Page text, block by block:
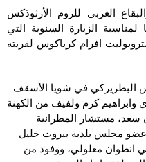
الغربي للروم الأرثوذكس
الزيارة السنوية التي
افرام كرياكوس لقريته
البطريركي في شويا الأسقف
وابراهيم كرم ولفيف من الكهنة
مستشار المطرانية
عضو مجلس بلدية بيروت خليل
انطوان معلولي، ووفود من